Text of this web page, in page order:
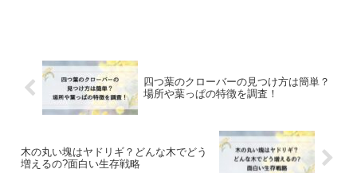
四つ葉のクローバーの見つけ方は簡単？
場所や葉っぱの特徴を調査！
木の丸い塊はヤドリギ？どんな木でどう
増えるの?面白い生存戦略